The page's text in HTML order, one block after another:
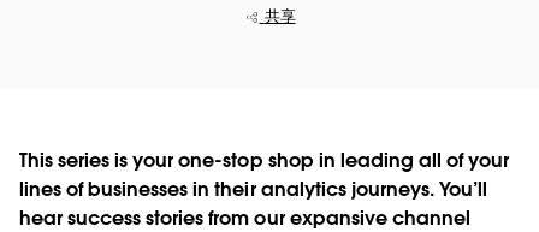
共享
This series is your one-stop shop in leading all of your
lines of businesses in their analytics journeys. You’ll
hear success stories from our expansive channel